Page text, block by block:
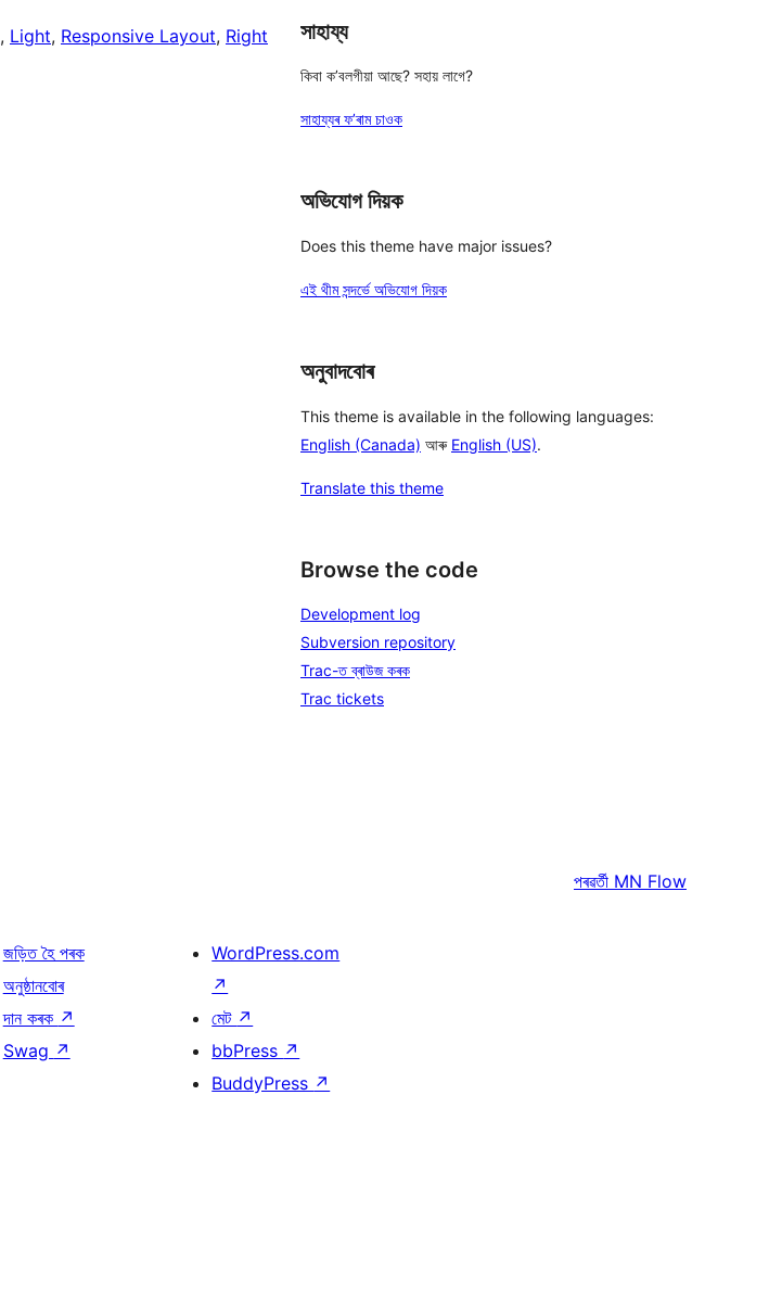
, Light, Responsive Layout, Right
সাহায্য
কিবা ক’বলগীয়া আছে? সহায় লাগে?
সাহায্যৰ ফ’ৰাম চাওক
অভিযোগ দিয়ক
Does this theme have major issues?
এই থীম সন্দৰ্ভে অভিযোগ দিয়ক
অনুবাদবোৰ
This theme is available in the following languages:
English (Canada) আৰু English (US).
Translate this theme
Browse the code
Development log
Subversion repository
Trac-ত ব্ৰাউজ কৰক
Trac tickets
পৰৱৰ্তী MN Flow
জড়িত হৈ পৰক
অনুষ্ঠানবোৰ
দান কৰক ↗
Swag ↗
WordPress.com
↗
মেট ↗
bbPress ↗
BuddyPress ↗